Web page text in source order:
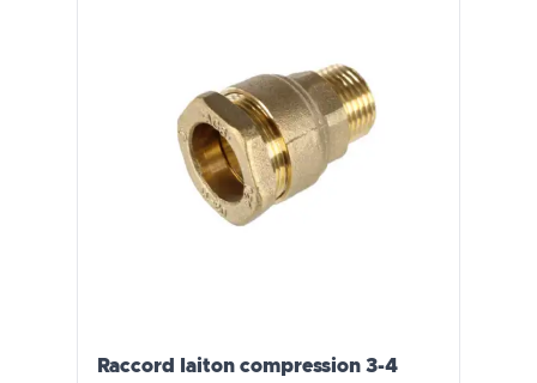
Raccord laiton compression 3-4